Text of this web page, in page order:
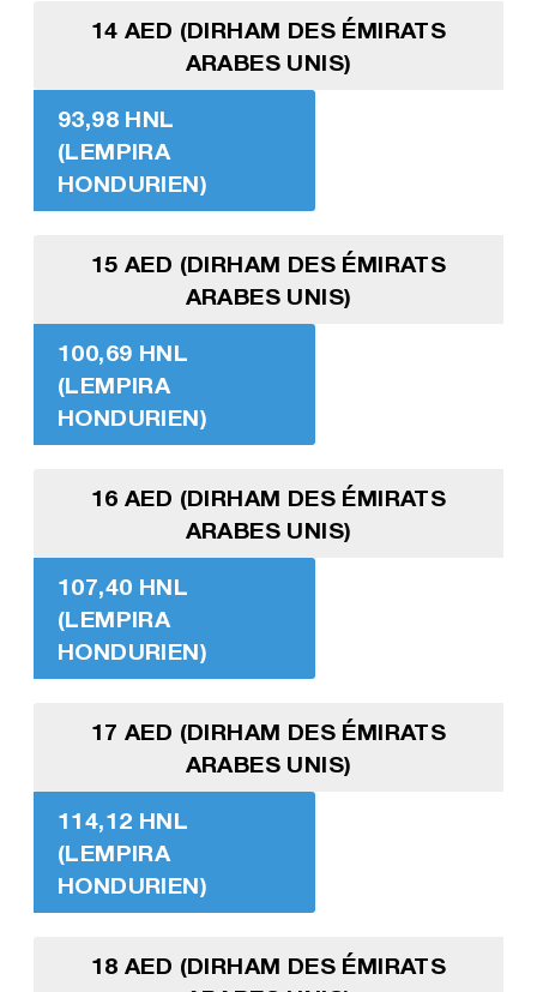
14 AED (DIRHAM DES ÉMIRATS
ARABES UNIS)
93,98 HNL
(LEMPIRA
HONDURIEN)
15 AED (DIRHAM DES ÉMIRATS
ARABES UNIS)
100,69 HNL
(LEMPIRA
HONDURIEN)
16 AED (DIRHAM DES ÉMIRATS
ARABES UNIS)
107,40 HNL
(LEMPIRA
HONDURIEN)
17 AED (DIRHAM DES ÉMIRATS
ARABES UNIS)
114,12 HNL
(LEMPIRA
HONDURIEN)
18 AED (DIRHAM DES ÉMIRATS